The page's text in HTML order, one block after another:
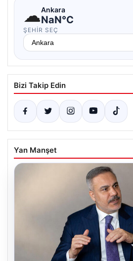
☁Ankara
NaN°C
ŞEHIR SEÇ
Bizi Takip Edin
Yan Manşet